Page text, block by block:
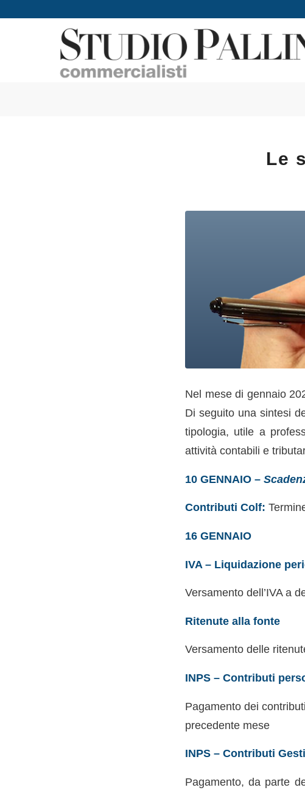
Le
Nel mese di gennaio
Di seguito una sintesi
tipologia, utile a
attività contabili e
10 GENNAIO –
Contributi Colf:
16 GENNAIO
IVA – Liquidazione
Versamento dell’IVA a
Ritenute alla fonte
Versamento delle
INPS – Contributi
Pagamento dei
precedente mese
INPS – Contributi
Pagamento, da parte